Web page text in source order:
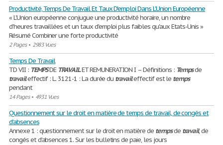
Productivité, Temps De Travail Et Taux D'emploi Dans L'Union Européenne
« L'Union européenne conjugue une productivité horaire, un nombre
d'heures travaillées et un taux d'emploi plus faibles qu'aux Etats-Unis »
Résumé Combiner une forte productivité
2 Pages• 2983 Vues
Temps De Travail
TD VII : TEMPSDE TRAVAILET REMUNERATION I – Définitions : Tempsde
travaileffectif : L. 3121-1 : La durée dutravaileffectif est le temps
pendant
14 Pages• 4931 Vues
Questionnement sur le droit en matière de temps de travail, de congés et
d’absences
Annexe 1 : questionnement sur le droit en matière de tempsde travail, de
congés et d’absences 1. Sur les bulletins de paie, les jours